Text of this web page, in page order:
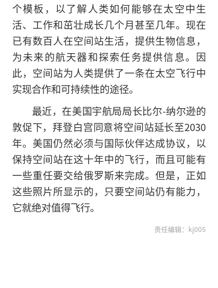
个模板，以了解人类如何能够在太空中生
活、工作和茁壮成长几个月甚至几年。现在
已有数百人在空间站生活，提供生物信息，
为未来的航天器和探索任务提供信息。因
此，空间站为人类提供了一条在太空飞行中
实现合作和可持续性的途径。
最近，在美国宇航局局长比尔-纳尔逊的
敦促下，拜登白宫同意将空间站延长至2030
年。美国仍然必须与国际伙伴达成协议，以
保持空间站在这十年中的飞行，而且可能有
一些重任要交给俄罗斯来完成。但是，正如
这些照片所显示的，只要空间站仍有能力，
它就绝对值得飞行。
责任编辑：kj005